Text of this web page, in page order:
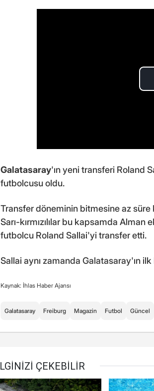
Galatasaray'ın yeni transferi Roland
futbolcusu oldu.
Transfer döneminin bitmesine az
Sarı-kırmızılılar bu kapsamda
futbolcu Roland Sallai'yi transfer etti.
Sallai aynı zamanda Galatasaray'ın
Kaynak: İhlas Haber Ajansı
Galatasaray Freiburg Magazin Futbol Güncel